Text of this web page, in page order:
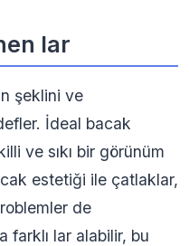
lar
şeklini ve
İdeal bacak
ve sıkı bir görünüm
estetiği ile çatlaklar,
de
farklı lar alabilir, bu